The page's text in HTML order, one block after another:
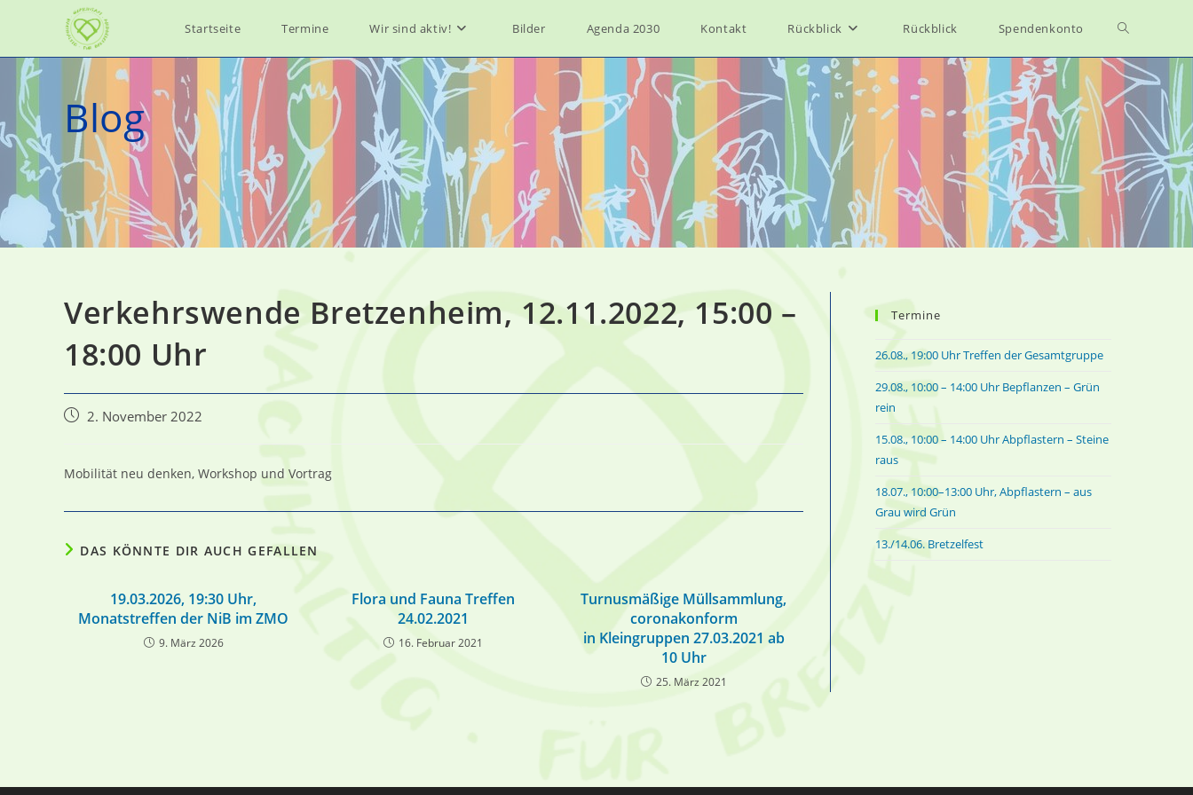
springen
Startseite Termine Wir sind aktiv! Bilder Agenda 2030 Kontakt Rückblick Rückblick Spendenkonto Toggle
website
search
Blog
Verkehrswende Bretzenheim, 12.11.2022, 15:00 –
18:00 Uhr
Beitrag2. November 2022
Mobilität neu denken, Workshop und Vortrag
DAS KÖNNTE DIR AUCH GEFALLEN
19.03.2026, 19:30 Uhr,
Monatstreffen der NiB im ZMO
9. März 2026
Flora und Fauna Treffen
24.02.2021
16. Februar 2021
Turnusmäßige Müllsammlung,
coronakonform
in Kleingruppen 27.03.2021 ab
10 Uhr
25. März 2021
Termine
26.08., 19:00 Uhr Treffen der Gesamtgruppe
29.08., 10:00 – 14:00 Uhr Bepflanzen – Grün
rein
15.08., 10:00 – 14:00 Uhr Abpflastern – Steine
raus
18.07., 10:00–13:00 Uhr, Abpflastern – aus
Grau wird Grün
13./14.06. Bretzelfest